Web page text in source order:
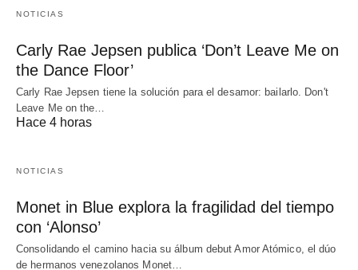
NOTICIAS
Carly Rae Jepsen publica ‘Don’t Leave Me on
the Dance Floor’
Carly Rae Jepsen tiene la solución para el desamor: bailarlo. Don't
Leave Me on the…
Hace 4 horas
NOTICIAS
Monet in Blue explora la fragilidad del tiempo
con ‘Alonso’
Consolidando el camino hacia su álbum debut Amor Atómico, el dúo
de hermanos venezolanos Monet…